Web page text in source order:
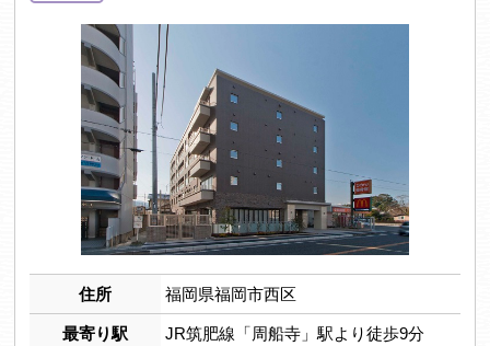
住所 福岡県福岡市西区
最寄り駅 JR筑肥線「周船寺」駅より徒歩9分